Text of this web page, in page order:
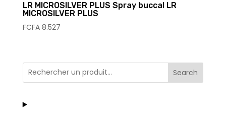
LR MICROSILVER PLUS Spray buccal LR
MICROSILVER PLUS
FCFA8.527
Search